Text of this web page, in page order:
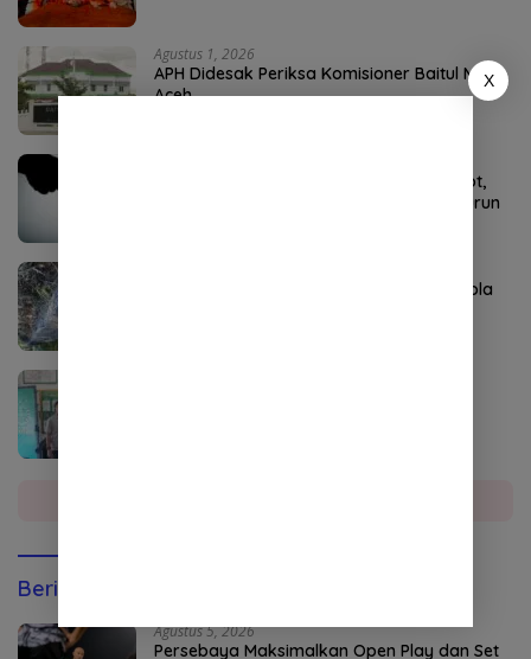
Agustus 1, 2026
APH Didesak Periksa Komisioner Baitul Mal
Aceh
Dugaan Pungli Bantuan Baitul Mal Disorot,
Pengamat Sebut Biadab, APH Diminta Turun
P3-TGAI Aceh Tenggara Disorot, Swakelola
Berita Olahraga
Agustus 5, 2026
Persebaya Maksimalkan Open Play dan Set
X